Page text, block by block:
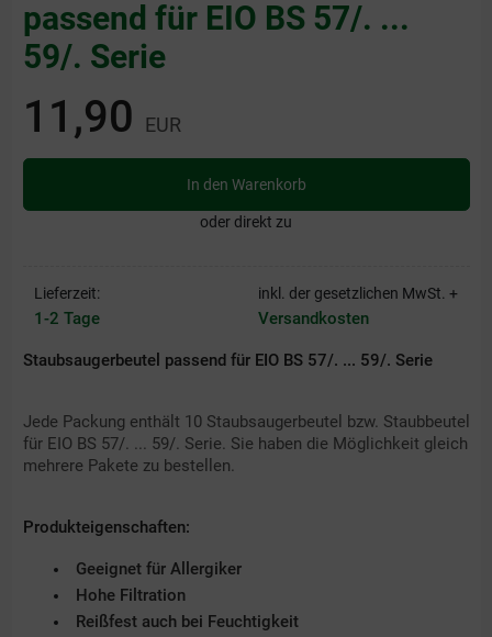
passend für EIO BS 57/. ...
59/. Serie
11,90 EUR
In den Warenkorb
oder direkt zu
Lieferzeit:
1-2 Tage
inkl. der gesetzlichen MwSt. +
Versandkosten
Staubsaugerbeutel passend für EIO BS 57/. ... 59/. Serie
Jede Packung enthält 10 Staubsaugerbeutel bzw. Staubbeutel
für EIO BS 57/. ... 59/. Serie. Sie haben die Möglichkeit gleich
mehrere Pakete zu bestellen.
Produkteigenschaften:
Geeignet für Allergiker
Hohe Filtration
Reißfest auch bei Feuchtigkeit